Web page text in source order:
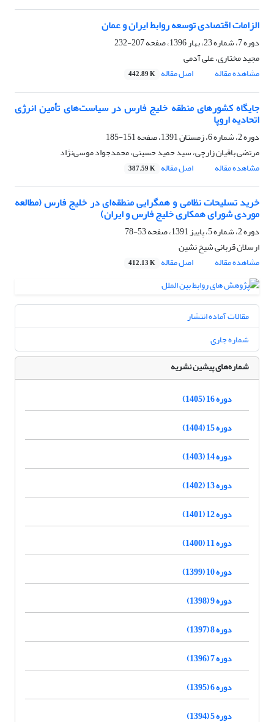
الزامات اقتصادی توسعه روابط ایران و عمان
دوره 7، شماره 23، بهار 1396، صفحه
207-232
مجید مختاری، علی آدمی
مشاهده مقاله
اصل مقاله 442.89 K
جایگاه کشورهای منطقه خلیج فارس در سیاست‌های تأمین انرژی
اتحادیه اروپا
دوره 2، شماره 6، زمستان 1391، صفحه
151-185
مرتضی باقیان زارچی، سید حمید حسینی، محمدجواد موسی‌نژاد
مشاهده مقاله
اصل مقاله 387.59 K
خرید تسلیحات نظامی و همگرایی منطقه‌ای در خلیج فارس (مطالعه
موردی شورای همکاری خلیج فارس و ایران)
دوره 2، شماره 5، پاییز 1391، صفحه
53-78
ارسلان قربانی شیخ نشین
مشاهده مقاله
اصل مقاله 412.13 K
مقالات آماده انتشار
شماره جاری
شماره‌های پیشین نشریه
دوره 16 (1405)
دوره 15 (1404)
دوره 14 (1403)
دوره 13 (1402)
دوره 12 (1401)
دوره 11 (1400)
دوره 10 (1399)
دوره 9 (1398)
دوره 8 (1397)
دوره 7 (1396)
دوره 6 (1395)
دوره 5 (1394)